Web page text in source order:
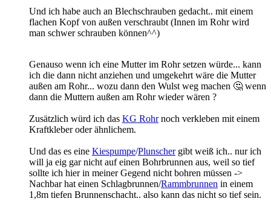
Und ich habe auch an Blechschrauben gedacht.. mit einem
flachen Kopf von außen verschraubt (Innen im Rohr wird
man schwer schrauben können^^)
Genauso wenn ich eine Mutter im Rohr setzen würde... kann
ich die dann nicht anziehen und umgekehrt wäre die Mutter
außen am Rohr... wozu dann den Wulst weg machen 🤔 wenn
dann die Muttern außen am Rohr wieder wären ?
Zusätzlich würd ich das KG Rohrnoch verkleben mit einem
Kraftkleber oder ähnlichem.
Und das es eine Kiespumpe/Plunschergibt weiß ich.. nur ich
will ja eig gar nicht auf einen Bohrbrunnen aus, weil so tief
sollte ich hier in meiner Gegend nicht bohren müssen ->
Nachbar hat einen Schlagbrunnen/Rammbrunnen in einem
1,8m tiefen Brunnenschacht.. also kann das nicht so tief sein.